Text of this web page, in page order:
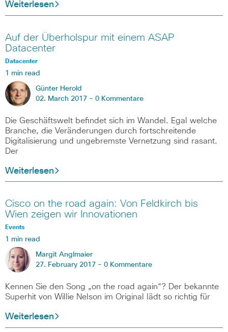
Weiterlesen
Auf der Überholspur mit einem ASAP
Datacenter
Datacenter
1 min read
Günter Herold
02. March 2017 - 0 Kommentare
Die Geschäftswelt befindet sich im Wandel. Egal welche
Branche, die Veränderungen durch fortschreitende
Digitalisierung und ungebremste Vernetzung sind rasant.
Der
Weiterlesen
Cisco on the road again: Von Feldkirch bis
Wien zeigen wir Innovationen
Events
1 min read
Margit Anglmaier
27. February 2017 - 0 Kommentare
Kennen Sie den Song „on the road again“? Der bekannte
Superhit von Willie Nelson im Original lädt so richtig für
Weiterlesen